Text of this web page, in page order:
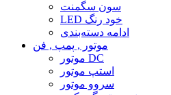
سون سگمنت
LED خود رنگ
ادامه دسته‌بندی
موتور , پمپ , فن
موتور DC
استپ موتور
سروو موتور